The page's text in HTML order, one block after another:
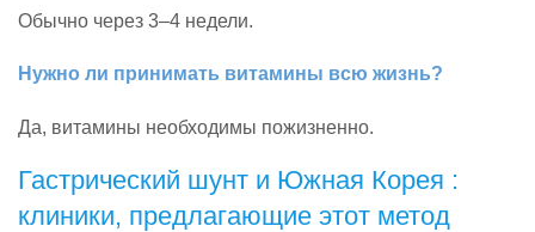
Обычно через 3–4 недели.
Нужно ли принимать витамины всю жизнь?
Да, витамины необходимы пожизненно.
Гастрический шунт и Южная Корея :
клиники, предлагающие этот метод